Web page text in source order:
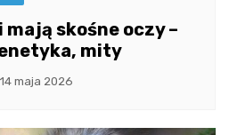
skośne oczy –
mity
14 maja 2026